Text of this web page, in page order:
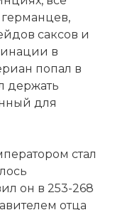
саксов и
в
попал в
держать
для
стал
он в 253-268
отца